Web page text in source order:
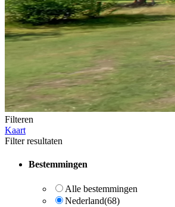
Filteren
Kaart
Filter resultaten
Bestemmingen
Alle bestemmingen
Nederland(68)